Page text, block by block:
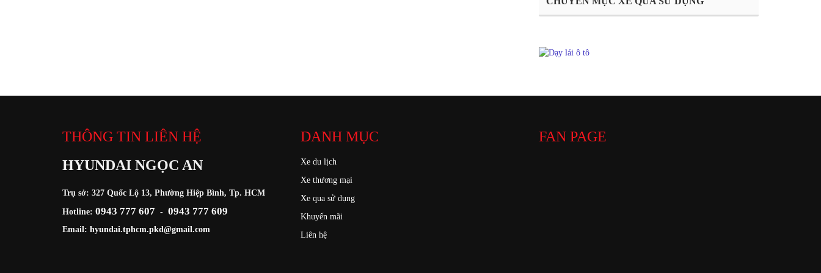
THÔNG TIN LIÊN HỆ
HYUNDAI NGỌC AN
Trụ sở: 327 Quốc Lộ 13, Phường Hiệp Bình, Tp. HCM
Hotline: 0943 777 607 - 0943 777 609
Email: hyundai.tphcm.pkd@gmail.com
DANH MỤC
Xe du lịch
Xe thương mại
Xe qua sử dụng
Khuyến mãi
Liên hệ
FAN PAGE